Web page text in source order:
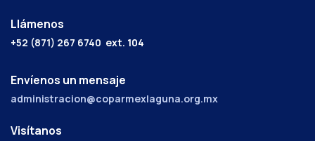
Llámenos
+52 (871) 267 6740 ext. 104
Envíenos un mensaje
administracion@coparmexlaguna.org.mx
Visítanos